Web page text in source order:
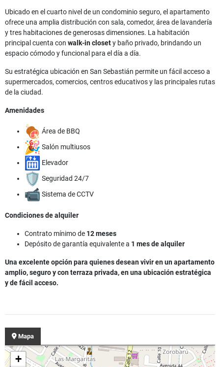
Ubicado en el cuarto nivel de un condominio seguro, el apartamento
ofrece una amplia distribución con sala, comedor, área de lavandería
y tres habitaciones de generosas dimensiones. La habitación
principal cuenta con walk-in closety baño privado, brindando un
espacio cómodo y funcional para el día a día.
Su estratégica ubicación en San Sebastián permite un fácil acceso a
supermercados, comercios, centros educativos y las principales rutas
de la ciudad.
Amenidades
Área de BBQ
Salón multiusos
Elevador
Seguridad 24/7
Sistema de CCTV
Condiciones de alquiler
Contrato mínimo de 12 meses
Depósito de garantía equivalente a 1 mes de alquiler
Una excelente opción para quienes desean vivir en un apartamento
amplio, seguro y con terraza privada, en una ubicación estratégica
y de fácil acceso.
Mapa
+